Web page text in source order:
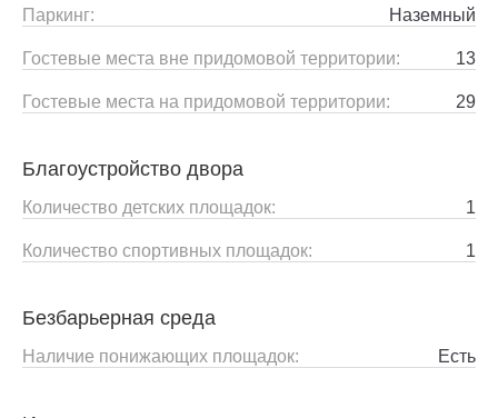
Паркинг: Наземный
Гостевые места вне придомовой территории: 13
Гостевые места на придомовой территории: 29
Благоустройство двора
Количество детских площадок: 1
Количество спортивных площадок: 1
Безбарьерная среда
Наличие понижающих площадок: Есть